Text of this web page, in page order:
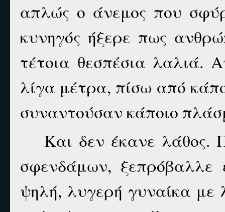
απλώς ο άνεμος που
κυνηγός ήξερε πως
τέτοια θεσπέσια λαλιά.
λίγα μέτρα, πίσω από
συναντούσαν κάποιο
Και δεν έκανε λάθος.
σφενδάμων,
ψηλή, λυγερή γυναίκα με